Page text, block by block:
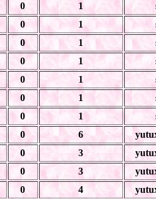
0 1
0 1
0 1
0 1
0 1
0 1
0 1
0 6
0 3
0 3
0 4